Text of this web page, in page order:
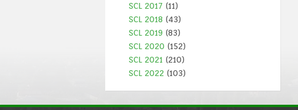
SCL 2017 (11)
SCL 2018 (43)
SCL 2019 (83)
SCL 2020 (152)
SCL 2021 (210)
SCL 2022 (103)